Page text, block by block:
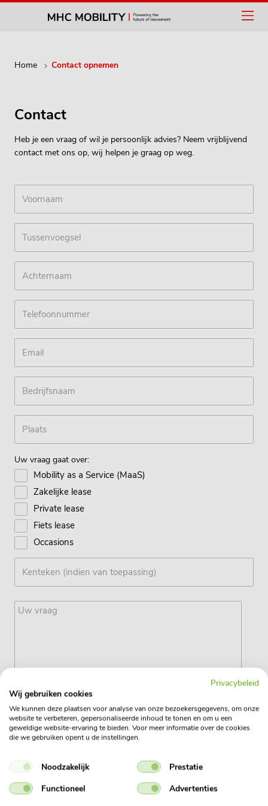
Home Contact opnemen
Contact
Heb je een vraag of wil je persoonlijk advies? Neem vrijblijvend
contact met ons op, wij helpen je graag op weg.
Uw vraag gaat over:
Mobility as a Service (MaaS)
Zakelijke lease
Private lease
Fiets lease
Occasions
Ja, ik geef toestemming om mijn gegevens te
verwerken
Privacybeleid
Wij gebruiken cookies
We kunnen deze plaatsen voor analyse van onze bezoekersgegevens, om onze
website te verbeteren, gepersonaliseerde inhoud te tonen en om u een
geweldige website-ervaring te bieden. Voor meer informatie over de cookies
die we gebruiken opent u de instellingen.
Noodzakelijk
Prestatie
Functioneel
Advertenties